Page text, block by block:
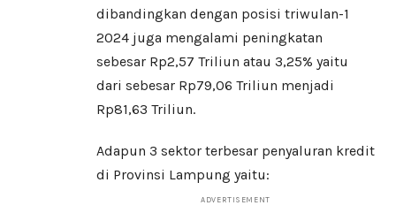
dibandingkan dengan posisi triwulan-1
2024 juga mengalami peningkatan
sebesar Rp2,57 Triliun atau 3,25% yaitu
dari sebesar Rp79,06 Triliun menjadi
Rp81,63 Triliun.
Adapun 3 sektor terbesar penyaluran kredit
di Provinsi Lampung yaitu:
ADVERTISEMENT